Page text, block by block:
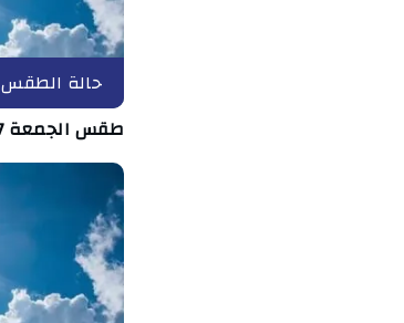
حالة الطقس
طقس الجمعة 7 أوت 2026/ تقلبات بعد الظهيرة